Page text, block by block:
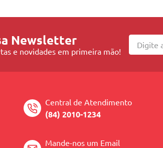
Newsletter
e novidades em primeira mão!
Central de Atendimento
(84) 2010-1234
Mande-nos um Email